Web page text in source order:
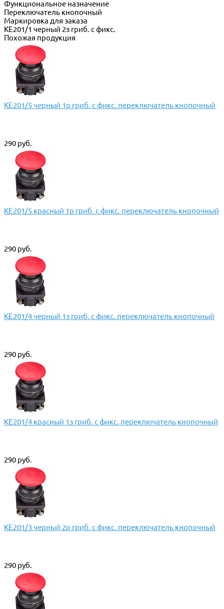
Функциональное назначение
Переключатель кнопочный
Маркировка для заказа
КЕ201/1 черный 2з гриб. с фикс.
Похожая продукция
КЕ201/5 черный 1р гриб. с фикс. переключатель кнопочный
290 руб.
КЕ201/5 красный 1р гриб. с фикс. переключатель кнопочный
290 руб.
КЕ201/4 черный 1з гриб. с фикс. переключатель кнопочный
290 руб.
КЕ201/4 красный 1з гриб. с фикс. переключатель кнопочный
290 руб.
КЕ201/3 черный 2р гриб. с фикс. переключатель кнопочный
290 руб.